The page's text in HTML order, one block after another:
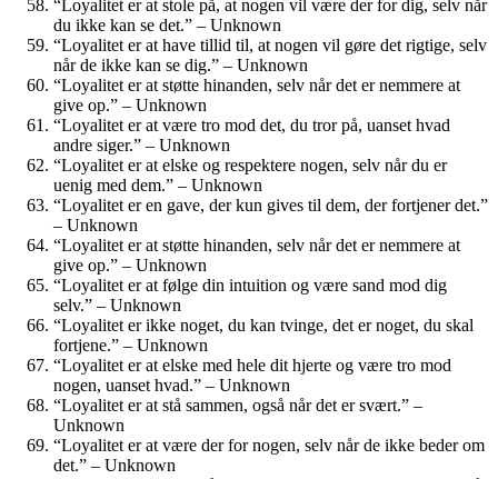
“Loyalitet er at stole på, at nogen vil være der for dig, selv når
du ikke kan se det.” – Unknown
“Loyalitet er at have tillid til, at nogen vil gøre det rigtige, selv
når de ikke kan se dig.” – Unknown
“Loyalitet er at støtte hinanden, selv når det er nemmere at
give op.” – Unknown
“Loyalitet er at være tro mod det, du tror på, uanset hvad
andre siger.” – Unknown
“Loyalitet er at elske og respektere nogen, selv når du er
uenig med dem.” – Unknown
“Loyalitet er en gave, der kun gives til dem, der fortjener det.”
– Unknown
“Loyalitet er at støtte hinanden, selv når det er nemmere at
give op.” – Unknown
“Loyalitet er at følge din intuition og være sand mod dig
selv.” – Unknown
“Loyalitet er ikke noget, du kan tvinge, det er noget, du skal
fortjene.” – Unknown
“Loyalitet er at elske med hele dit hjerte og være tro mod
nogen, uanset hvad.” – Unknown
“Loyalitet er at stå sammen, også når det er svært.” –
Unknown
“Loyalitet er at være der for nogen, selv når de ikke beder om
det.” – Unknown